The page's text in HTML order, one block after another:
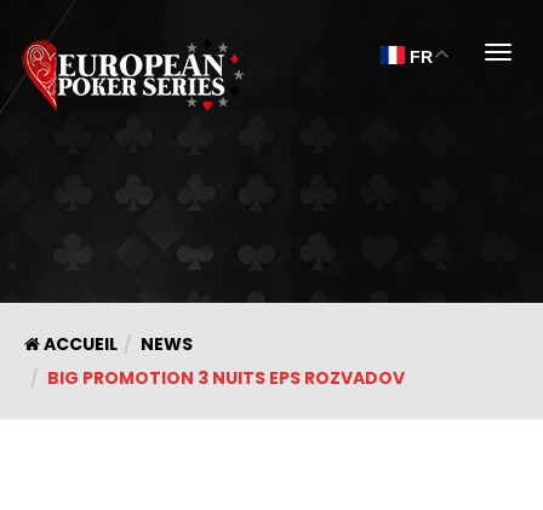
FR
ACCUEIL
NEWS
BIG PROMOTION 3 NUITS EPS ROZVADOV